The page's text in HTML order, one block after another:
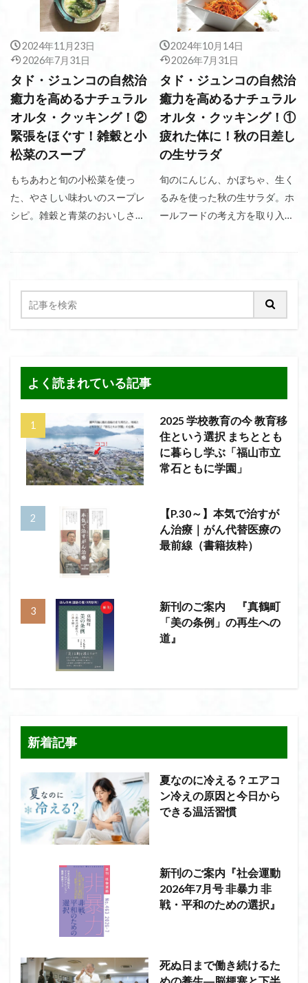
2024年11月23日
2026年7月31日
タド・ジュンコの自然治
癒力を高めるナチュラル
オルタ・クッキング！②
緊張をほぐす！雑穀と小
松菜のスープ
もちあわと旬の小松菜を使っ
た、やさしい味わいのスープレ
シピ。雑穀と青菜のおいしさを
一品です。
2024年10月14日
2026年7月31日
タド・ジュンコの自然治
癒力を高めるナチュラル
オルタ・クッキング！①
疲れた体に！秋の日差し
の生サラダ
旬のにんじん、かぼちゃ、生く
るみを使った秋の生サラダ。ホ
ールフードの考え方を取り入
むレシピです。
よく読まれている記事
2025 学校教育の今 教育移
住という選択 まちととも
に暮らし学ぶ「福山市立
常石ともに学園」
【P.30～】本気で治すが
ん治療｜がん代替医療の
最前線（書籍抜粋）
新刊のご案内 『真鶴町
「美の条例」の再生への
道』
新着記事
夏なのに冷える？エアコ
ン冷えの原因と今日から
できる温活習慣
新刊のご案内『社会運動
2026年7月号 非暴力 非
戦・平和のための選択』
死ぬ日まで働き続けるた